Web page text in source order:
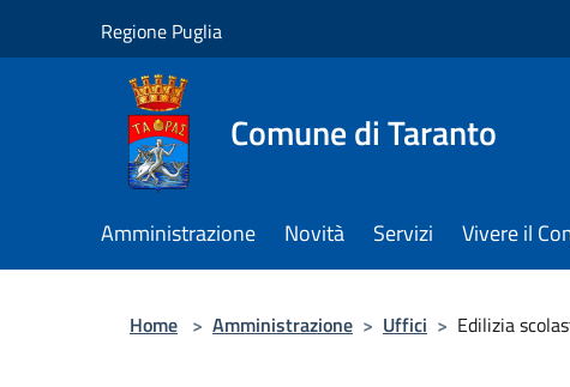
Regione Puglia
Comune di Taranto
Amministrazione Novità Servizi Vivere il
Home > Amministrazione > Uffici > Edilizia